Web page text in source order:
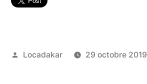
Publié
Locadakar 29 octobre 2019